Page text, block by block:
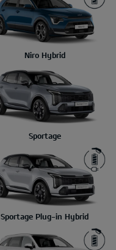
Niro Hybrid
Sportage
Sportage Plug-in Hybrid